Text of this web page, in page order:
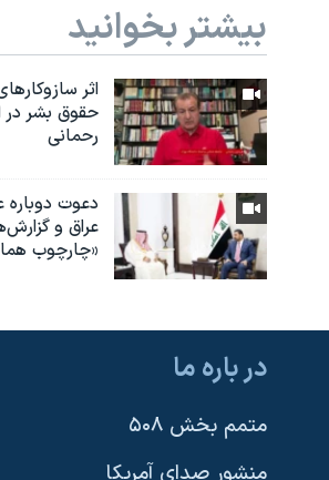
بیشتر بخوانید
اثر
حقوق بشر در
رحمانی
دعوت دوباره
عراق و
«چارچوب
در باره ما
متمم بخش ۵۰۸
منشور صدای آمریکا